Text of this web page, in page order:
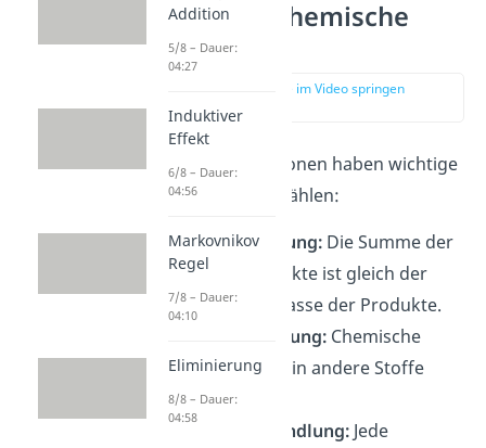
Merkmale chemische
Reaktion
zur Stelle im Video springen
Chemische Reaktionen haben wichtige
Merkmale
. Dazu zählen:
Massenerhaltung: Die Summe der
Masse der Edukte ist gleich der
Summe der Masse der Produkte.
Stoffumwandlung: Chemische
Stoffe werden in andere Stoffe
umgewandelt.
Energieumwandlung: Jede
Addition
5/8 – Dauer:
04:27
Induktiver
Effekt
6/8 – Dauer:
04:56
Markovnikov
Regel
7/8 – Dauer:
04:10
Eliminierung
8/8 – Dauer:
04:58